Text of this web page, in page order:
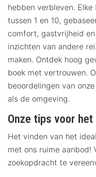
hebben verbleven.
tussen 1 en 10,
comfort, gastvrijheid
inzichten van andere
maken. Ontdek hoog
boek met vertrouwen.
beoordelingen van
als de omgeving.
Onze tips voor het
Het vinden van het
met ons ruime aanbod!
zoekopdracht te